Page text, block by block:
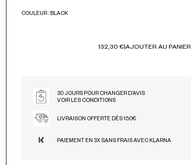
COULEUR : BLACK
132,30 €|AJOUTER AU PANIER
30 JOURS POUR CHANGER D’AVIS
VOIR LES CONDITIONS
LIVRAISON OFFERTE DÈS 150€
PAIEMENT EN 3X SANS FRAIS AVEC KLARNA